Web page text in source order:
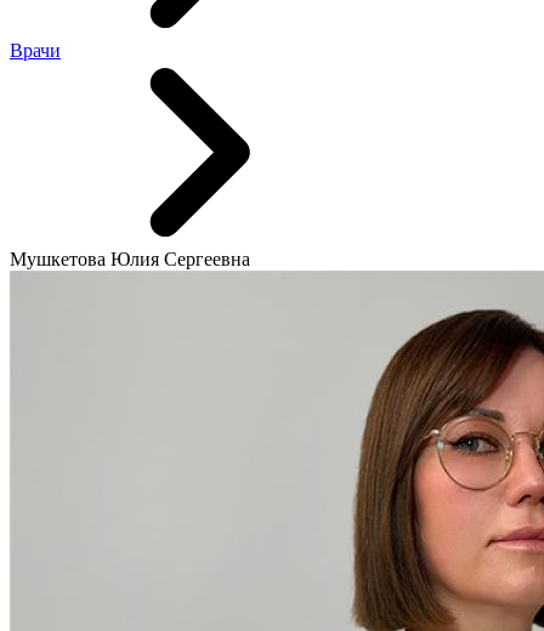
Врачи
Мушкетова Юлия Сергеевна